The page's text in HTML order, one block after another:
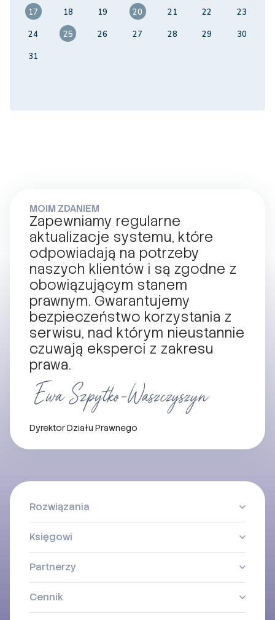
17
18 19 20 21 22
23
24
25 26 27 28 29
30
31
MOIM ZDANIEM
Zapewniamy regularne
aktualizacje systemu, które
odpowiadają na potrzeby
naszych klientów i są zgodne z
obowiązującym stanem
prawnym. Gwarantujemy
bezpieczeństwo korzystania z
serwisu, nad którym nieustannie
czuwają eksperci z zakresu
prawa.
Dyrektor Działu Prawnego
Rozwiązania
Księgowi
Partnerzy
Cennik